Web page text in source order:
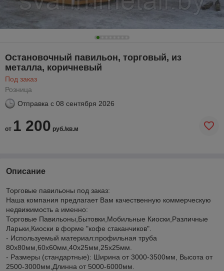
Остановочный павильон, торговый, из
металла, коричневый
Под заказ
Розница
Отправка с 08 сентября 2026
от 1 200 руб./кв.м
Описание
Торговые павильоны под заказ:
Наша компания предлагает Вам качественную коммерческую
недвижимость а именно:
Торговые Павильоны,Бытовки,Мобильные Киоски,Различные
Ларьки,Киоски в форме "кофе стаканчиков".
- Используемый материал:профильная труба
80х80мм,60х60мм,40х25мм,25х25мм.
- Размеры (стандартные): Ширина от 3000-3500мм, Высота от
2500-3000мм,Длинна от 5000-6000мм.